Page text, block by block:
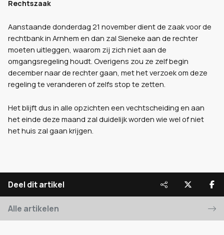
Rechtszaak
Aanstaande donderdag 21 november dient de zaak voor de
rechtbank in Arnhem en dan zal Sieneke aan de rechter
moeten uitleggen, waarom zij zich niet aan de
omgangsregeling houdt. Overigens zou ze zelf begin
december naar de rechter gaan, met het verzoek om deze
regeling te veranderen of zelfs stop te zetten.
Het blijft dus in alle opzichten een vechtscheiding en aan
het einde deze maand zal duidelijk worden wie wel of niet
het huis zal gaan krijgen.
Deel dit artikel
Alle artikelen